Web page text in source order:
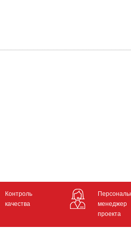
Контроль
качества
менеджер
проекта